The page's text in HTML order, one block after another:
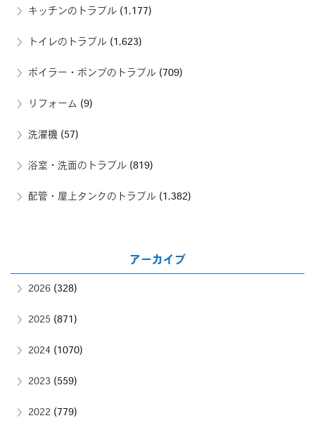
キッチンのトラブル (1,177)
トイレのトラブル (1,623)
ボイラー・ポンプのトラブル (709)
リフォーム (9)
洗濯機 (57)
浴室・洗面のトラブル (819)
配管・屋上タンクのトラブル (1,382)
アーカイブ
2026 (328)
2025 (871)
2024 (1070)
2023 (559)
2022 (779)